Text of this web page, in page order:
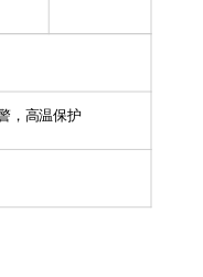
，高温保护